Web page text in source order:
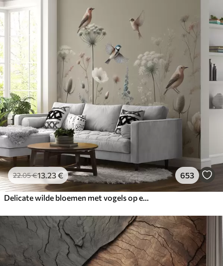
22.05€13 .23€ 653